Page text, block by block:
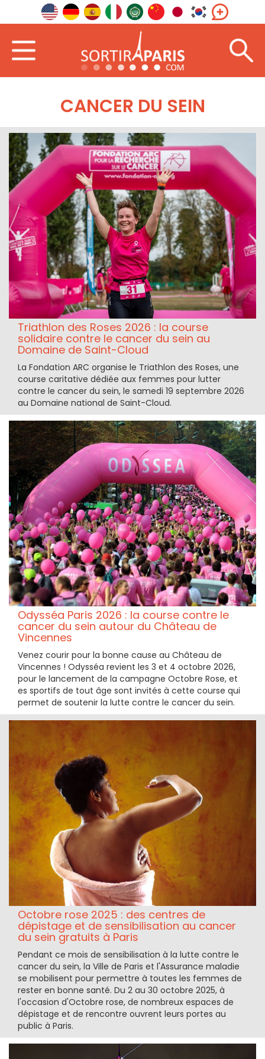
CANCER DU SEIN
Triathlon des Roses 2026 : la course
solidaire contre le cancer du sein au
Domaine de Saint-Cloud
La Fondation ARC organise le Triathlon des Roses, une
course caritative dédiée aux femmes pour lutter
contre le cancer du sein, le samedi 19 septembre 2026
au Domaine national de Saint-Cloud.
Odysséa Paris 2026 : la course contre le
cancer du sein autour du Château de
Vincennes
Venez courir pour la bonne cause au Château de
Vincennes ! Odysséa revient les 3 et 4 octobre 2026,
pour le lancement de la campagne Octobre Rose, et
es sportifs de tout âge sont invités à cette course qui
permet de soutenir la lutte contre le cancer du sein.
Octobre rose 2025 : des centres de
dépistage et de sensibilisation au cancer
du sein gratuits à Paris
Pendant ce mois de sensibilisation à la lutte contre le
cancer du sein, la Ville de Paris et l'Assurance maladie
se mobilisent pour permettre à toutes les femmes de
rester en bonne santé. Du 2 au 30 octobre 2025, à
l'occasion d'Octobre rose, de nombreux espaces de
dépistage et de rencontre ouvrent leurs portes au
public à Paris.